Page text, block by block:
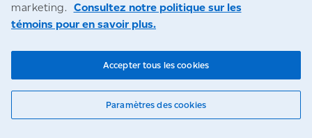
© Société canadienne des postes
Accès à l’information
marketing. Consultez notre politique sur les
témoins pour en savoir plus.
Paramètres des cookies
Accepter tous les cookies